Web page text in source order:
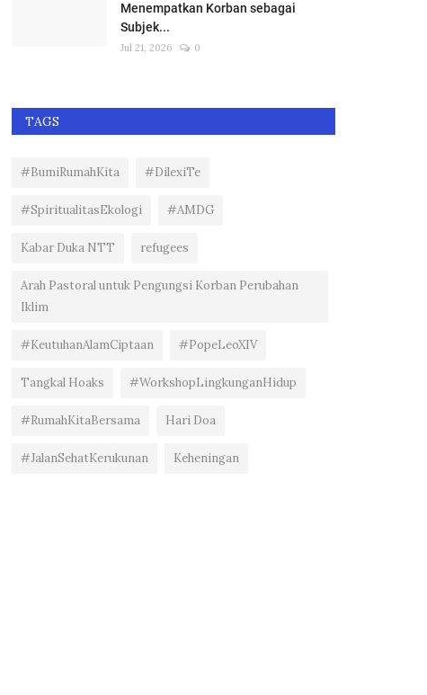
Menempatkan Korban sebagai
Subjek...
Jul 21, 2026 0
TAGS
#BumiRumahKita #DilexiTe
#SpiritualitasEkologi #AMDG
Kabar Duka NTT refugees
Arah Pastoral untuk Pengungsi Korban Perubahan
Iklim
#KeutuhanAlamCiptaan #PopeLeoXIV
Tangkal Hoaks #WorkshopLingkunganHidup
#RumahKitaBersama Hari Doa
#JalanSehatKerukunan Keheningan